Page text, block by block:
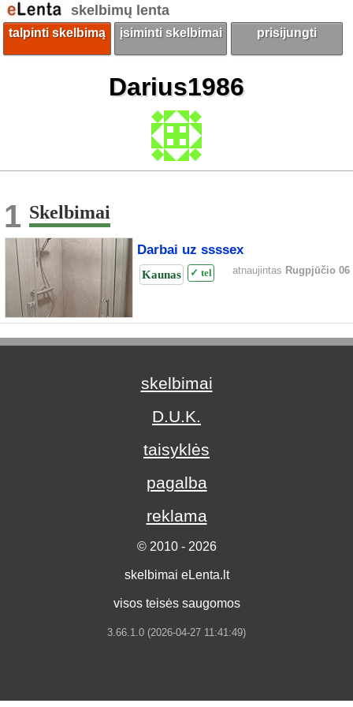
skelbimų lenta
talpinti skelbimą įsiminti skelbimai prisijungti
Darius1986
1 Skelbimai
Darbai uz ssssex
Kaunas ✓ tel atnaujintas Rugpjūčio 06
skelbimai
D.U.K.
taisyklės
pagalba
reklama
© 2010 - 2026
skelbimai eLenta.lt
visos teisės saugomos
3.66.1.0 (2026-04-27 11:41:49)